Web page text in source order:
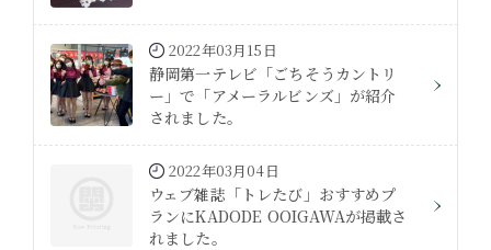
2022年03月15日
静岡第一テレビ「ごちそうカントリ
ー」で「アメーラルビンズ」が紹介
されました。
2022年03月04日
ウェブ雑誌「トレたび」おすすめプ
ランにKADODE OOIGAWAが掲載さ
れました。